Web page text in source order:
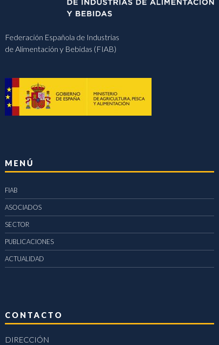
Federación Española de Industrias
de Alimentación y Bebidas (FIAB)
MENÚ
FIAB
ASOCIADOS
SECTOR
PUBLICACIONES
ACTUALIDAD
CONTACTO
DIRECCIÓN